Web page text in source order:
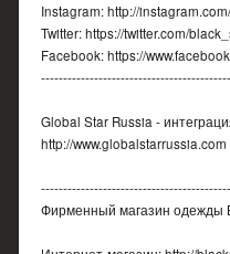
Instagram: http://
Twitter: https://twitter.com/
Facebook: https://
Global Star Russia -
http://
Фирменный магазин одежды